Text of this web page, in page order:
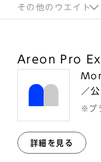
その他のウエイト
Areon Pro
／
※プ
詳細を見る